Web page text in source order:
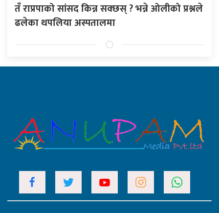
तँ राप्रपाको सांसद किन्न सक्छस् ? भन्ने ओलीको प्रश्नले
ढलेका थपलिया अस्पतालमा